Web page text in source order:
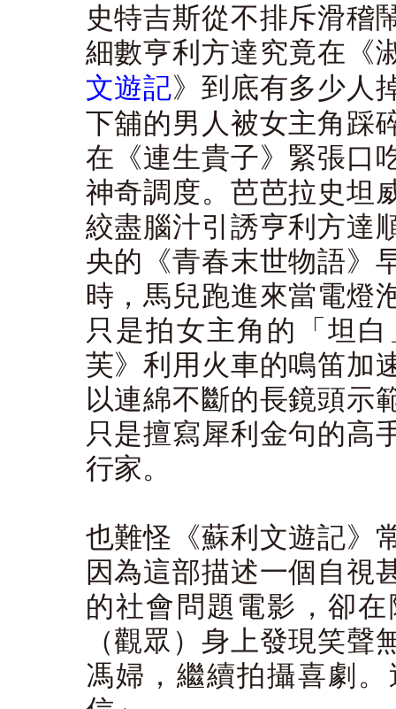
史特吉斯從不排斥滑稽
細數亨利方達究竟在《
文遊記》到底有多少人
下舖的男人被女主角踩
在《連生貴子》緊張口
神奇調度。芭芭拉史坦
絞盡腦汁引誘亨利方達
央的《青春末世物語》
時，馬兒跑進來當電燈
只是拍女主角的「坦
芙》利用火車的鳴笛加
以連綿不斷的長鏡頭示
只是擅寫犀利金句的高
行家。
也難怪《蘇利文遊記》
因為這部描述一個自視
的社會問題電影，卻
（觀眾）身上發現笑
馮婦，繼續拍攝喜劇